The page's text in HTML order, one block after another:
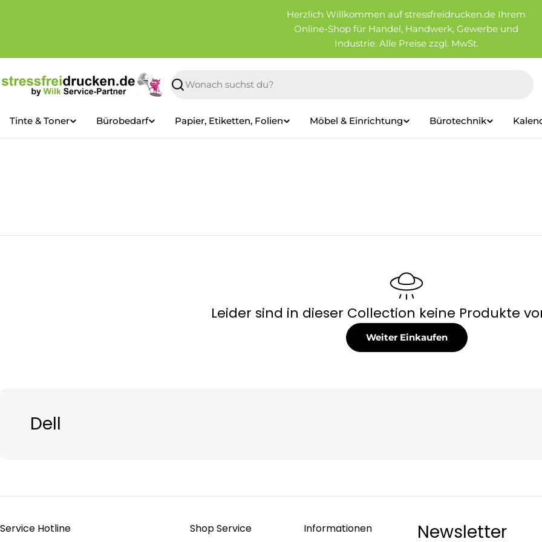
Herzlich Willkommen auf stressfreidrucken.de Ihrem
Online-Shop für Handel, Handwerk, Gewerbe und
Industrie. Alle Preise zzgl. MwSt.
Suchen
Tinte & Toner Bürobedarf Papier, Etiketten, Folien Möbel & Einrichtung Bürotechnik
Leider sind in dieser Collection keine Produkte
Weiter Einkaufen
Dell
Service Hotline Shop Service Informationen Newsletter